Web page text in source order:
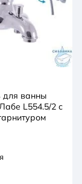
для ванны
L554.5/2 с